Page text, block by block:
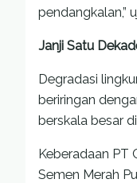
pendangkalan,”
Janji Satu
Degradasi
beriringan
berskala besar
Keberadaan PT
Semen Merah